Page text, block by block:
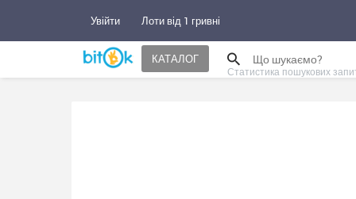
Увійти Лоти від 1 гривні
КАТАЛОГ
Статистика пошукових